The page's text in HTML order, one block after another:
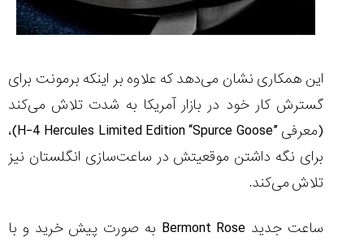
این همکاری نشان می‌دهد که علاوه بر اینکه برمونت برای
گسترش کار خود در بازار آمریکا به شدت تلاش می‌کند
(معرفیH-4 Hercules Limited Edition “Spurce Goose”)،
برای نگه داشتن موقعیتش در ساعت‌سازی انگلستان نیز
تلاش می‌کند.
ساعت جدید Bermont Rose به صورت پیش خرید و با